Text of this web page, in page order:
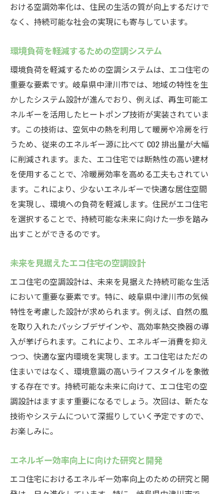
おける空調効率化は、住民の生活の質が向上するだけで
なく、持続可能な社会の実現にも寄与しています。
環境負荷を軽減するための空調システム
環境負荷を軽減するための空調システムは、エコ住宅の
重要な要素です。岐阜県中津川市では、地域の特性を生
かしたシステム設計が進んでおり、例えば、再生可能エ
ネルギーを活用したヒートポンプ技術が実装されていま
す。この技術は、空気中の熱を利用して暖房や冷房を行
うため、従来のエネルギー源に比べて CO2 排出量が大幅
に削減されます。また、エコ住宅では断熱性の高い建材
を使用することで、冷暖房効率を高める工夫もされてい
ます。これにより、少ないエネルギーで快適な居住空間
を実現し、環境への負荷を軽減します。住民がエコ住宅
を選択することで、持続可能な未来に向けた一歩を踏み
出すことができるのです。
未来を見据えたエコ住宅の空調設計
エコ住宅の空調設計は、未来を見据えた持続可能な生活
において重要な要素です。特に、岐阜県中津川市の気候
特性を考慮した設計が求められます。例えば、自然の風
を取り入れたパッシブデザインや、高効率熱交換器の導
入が挙げられます。これにより、エネルギー消費を抑え
つつ、快適な室内環境を実現します。エコ住宅はただの
住まいではなく、環境意識の高いライフスタイルを象徴
する存在です。持続可能な未来に向けて、エコ住宅の空
調設計はますます重要になるでしょう。次回は、新たな
技術やシステムについて深掘りしていく予定ですので、
お楽しみに。
エネルギー効率向上に向けた研究と開発
エコ住宅におけるエネルギー効率向上のための研究と開